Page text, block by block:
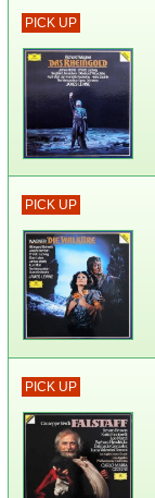
PICK UP
PICK UP
PICK UP